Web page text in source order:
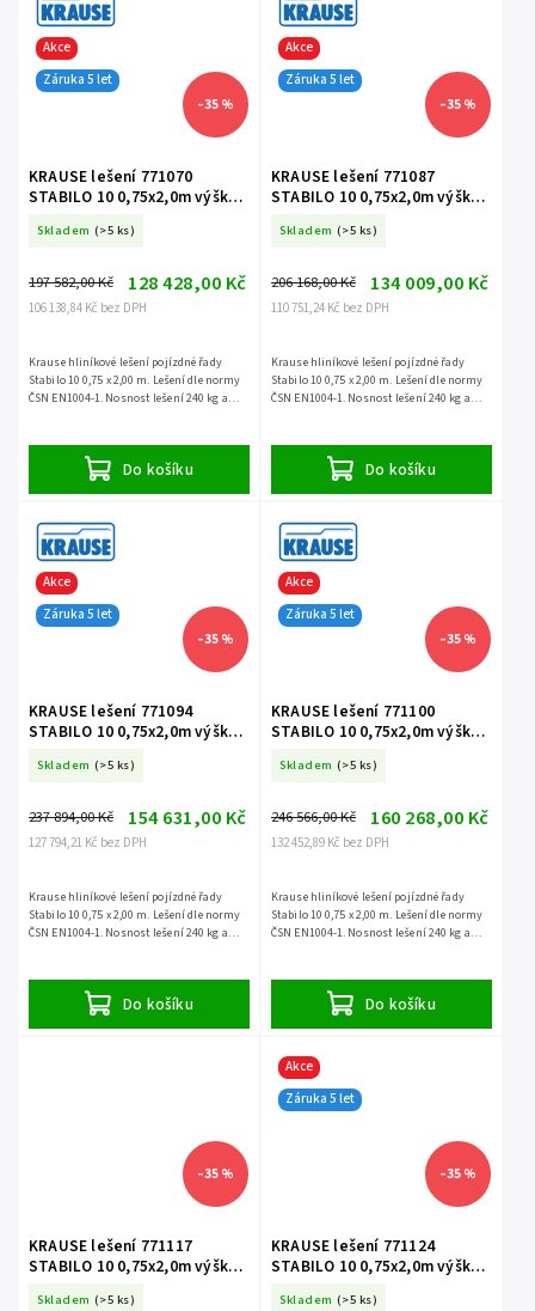
Akce
Záruka 5 let
–35 %
KRAUSE lešení 771070
STABILO 10 0,75x2,0m výška
Skladem (>5 ks)
106 138,84 Kč bez DPH
197 582,00 Kč 128 428,00 Kč
Do košíku
Krause hliníkové lešení pojízdné řady
Stabilo 10 0,75 x 2,00 m. Lešení dle normy
ČSN EN1004-1. Nosnost lešení 240 kg a
Akce
Záruka 5 let
–35 %
KRAUSE lešení 771087
STABILO 10 0,75x2,0m výška
Skladem (>5 ks)
110 751,24 Kč bez DPH
206 168,00 Kč 134 009,00 Kč
Do košíku
Krause hliníkové lešení pojízdné řady
Stabilo 10 0,75 x 2,00 m. Lešení dle normy
ČSN EN1004-1. Nosnost lešení 240 kg a
Akce
Záruka 5 let
–35 %
KRAUSE lešení 771094
STABILO 10 0,75x2,0m výška
Skladem (>5 ks)
127 794,21 Kč bez DPH
237 894,00 Kč 154 631,00 Kč
Do košíku
Krause hliníkové lešení pojízdné řady
Stabilo 10 0,75 x 2,00 m. Lešení dle normy
ČSN EN1004-1. Nosnost lešení 240 kg a
Akce
Záruka 5 let
–35 %
KRAUSE lešení 771100
STABILO 10 0,75x2,0m výška
Skladem (>5 ks)
132 452,89 Kč bez DPH
246 566,00 Kč 160 268,00 Kč
Do košíku
Krause hliníkové lešení pojízdné řady
Stabilo 10 0,75 x 2,00 m. Lešení dle normy
ČSN EN1004-1. Nosnost lešení 240 kg a
–35 %
KRAUSE lešení 771117
STABILO 10 0,75x2,0m výška
Skladem (>5 ks)
Akce
Záruka 5 let
–35 %
KRAUSE lešení 771124
STABILO 10 0,75x2,0m výška
Skladem (>5 ks)